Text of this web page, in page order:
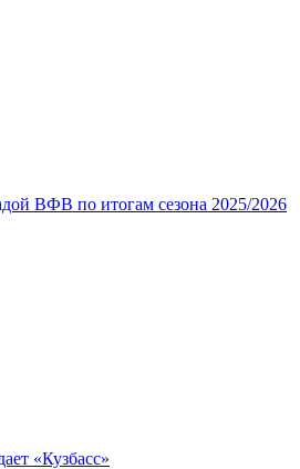
ВФВ по итогам сезона 2025/2026
«Кузбасс»